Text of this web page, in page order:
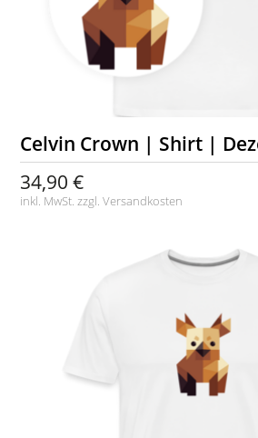
Celvin Crown | Shirt |
34,90 €
inkl. MwSt. zzgl.Versandkosten